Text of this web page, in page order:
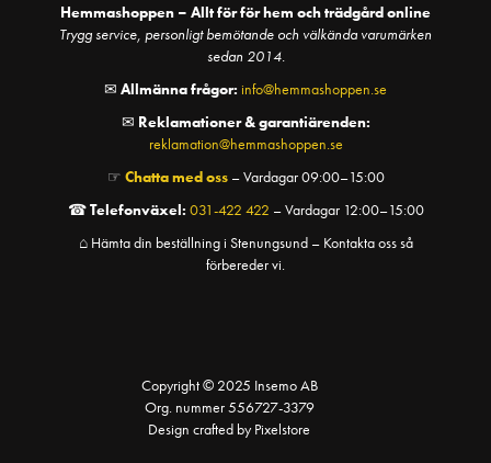
Hemmashoppen – Allt för för hem och trädgård online
Trygg service, personligt bemötande och välkända varumärken
sedan 2014.
✉ Allmänna frågor: info@hemmashoppen.se
✉ Reklamationer & garantiärenden:
reklamation@hemmashoppen.se
☞ Chatta med oss– Vardagar 09:00–15:00
☎Telefonväxel: 031-422 422 – Vardagar 12:00–15:00
⌂ Hämta din beställning i Stenungsund – Kontakta oss så
förbereder vi.
Copyright © 2025 Insemo AB
Org. nummer 556727-3379
Design crafted by Pixelstore